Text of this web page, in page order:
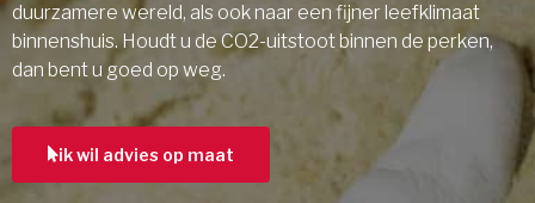
duurzamere wereld, als ook naar een fijner leefklimaat
binnenshuis. Houdt u de CO2-uitstoot binnen de perken,
dan bent u goed op weg.
ik wil advies op maat